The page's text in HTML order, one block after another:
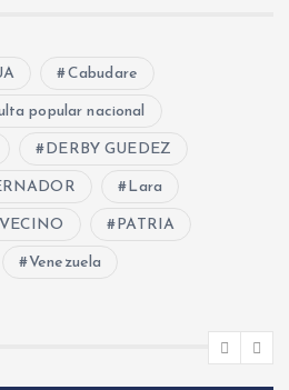
Cabudare
popular nacional
DERBY GUEDEZ
Lara
PATRIA
Venezuela